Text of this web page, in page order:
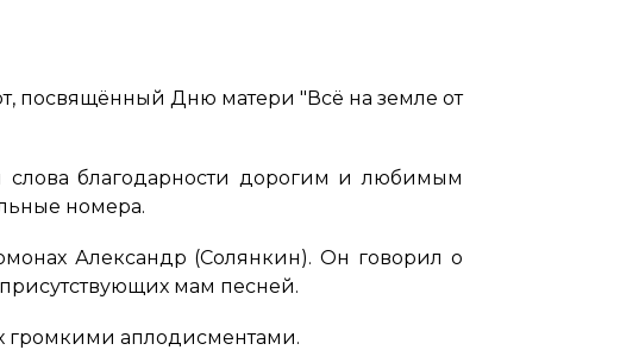
посвящённый Дню матери "Всё на земле от
слова благодарности дорогим и любимым
номера.
Александр (Солянкин). Он говорил о
мам песней.
громкими аплодисментами.